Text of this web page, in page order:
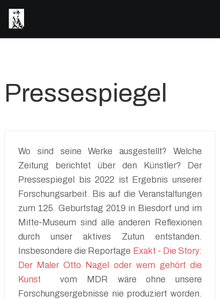
Pressespiegel
Wo sind seine Werke ausgestellt? Welche
Zeitung berichtet über den Künstler? Der
Pressespiegel bis 2022 ist Ergebnis unserer
Forschungsarbeit. Bis auf die Veranstaltungen
zum 125. Geburtstag 2019 in Biesdorf und im
Mitte-Museum sind alle anderen Reflexionen
durch unser aktives Zutun entstanden.
Insbesondere die Reportage Exakt - Die Story:
Der Maler Otto Nagel oder wem gehört die
Kunst
vom MDR wäre ohne unsere
Forschungsergebnisse nie produziert worden.